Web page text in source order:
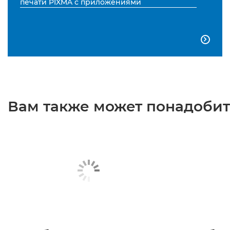
печати PIXMA с приложениями

Вам также может